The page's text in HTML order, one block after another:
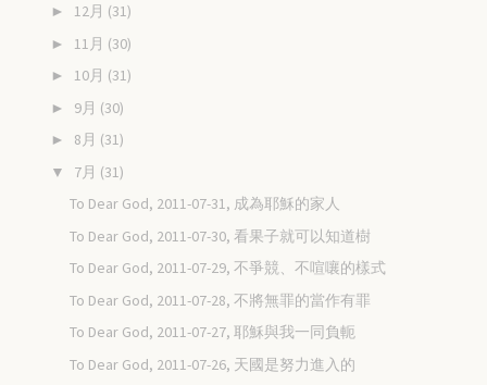
► 12月 (31)
► 11月 (30)
► 10月 (31)
► 9月 (30)
► 8月 (31)
▼ 7月 (31)
To Dear God, 2011-07-31, 成為耶穌的家人
To Dear God, 2011-07-30, 看果子就可以知道樹
To Dear God, 2011-07-29, 不爭競、不喧嚷的樣式
To Dear God, 2011-07-28, 不將無罪的當作有罪
To Dear God, 2011-07-27, 耶穌與我一同負軛
To Dear God, 2011-07-26, 天國是努力進入的